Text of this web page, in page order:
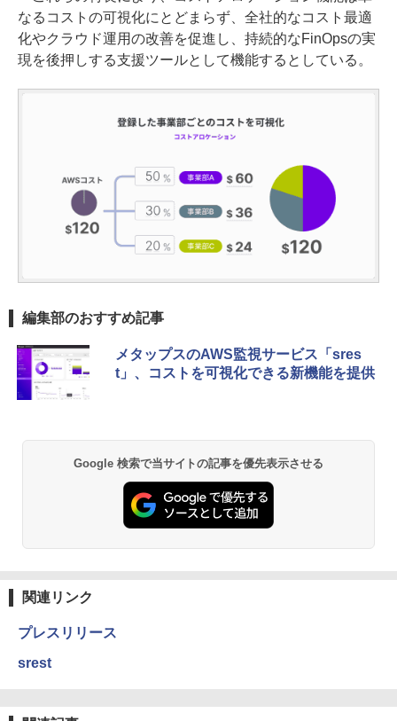
なるコストの可視化にとどまらず、全社的なコスト最適
化やクラウド運用の改善を促進し、持続的なFinOpsの実
現を後押しする支援ツールとして機能するとしている。
編集部のおすすめ記事
メタップスのAWS監視サービス「sres
t」、コストを可視化できる新機能を提供
Google 検索で当サイトの記事を優先表示させる
関連リンク
プレスリリース
srest